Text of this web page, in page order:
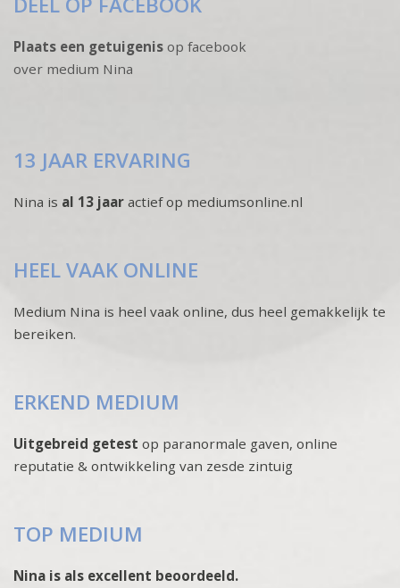
Plaats een getuigenis op facebook
over medium Nina
13 JAAR ERVARING
Nina is al 13 jaar actief op mediumsonline.nl
HEEL VAAK ONLINE
Medium Nina is heel vaak online, dus heel gemakkelijk te
bereiken.
ERKEND MEDIUM
Uitgebreid getest op paranormale gaven, online
reputatie & ontwikkeling van zesde zintuig
TOP MEDIUM
Nina is als excellent beoordeeld.